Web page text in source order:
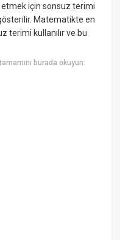
etmek için sonsuz terimi
Matematikte en
terimi kullanılır ve bu
burada okuyun: